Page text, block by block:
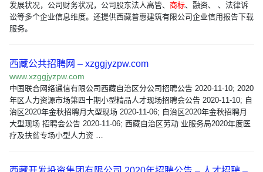
发展状况，公司财务状况，公司股东法人高管、 商标、融资、 、法律诉
讼等多个企业信息维度。还提供西藏普惠建筑有限公司企业信用报告下载
服务。
西藏公共招聘网 – xzggjyzpw.com
www.xzggjyzpw.com
中国联合网络通信有限公司西藏自治区分公司招聘公告 2020-11-10; 2020
年区人力资源市场第四十期小型精品人才现场招聘会公告 2020-11-10; 自
治区2020年金秋招聘月大型现场 2020-11-06; 自治区2020年金秋招聘月
大型现场 招聘会公告 2020-11-06; 西藏自治区劳动 业服务局2020年度医
疗及扶贫专场小型人力资 …